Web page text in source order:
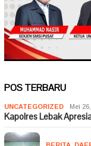
POS TERBARU
UNCATEGORIZED Mei
Kapolres Lebak